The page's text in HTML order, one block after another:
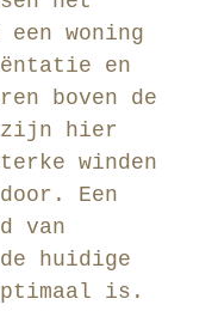
woning
en
boven de
zijn hier
winden
Een
van
huidige
is.